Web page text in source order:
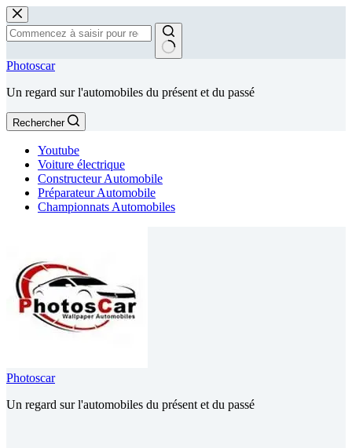
Passer
au
contenu
Aucun
Photoscar
Un regard sur l'automobiles du présent et du passé
Rechercher
Youtube
Voiture électrique
Constructeur Automobile
Préparateur Automobile
Championnats Automobiles
Photoscar
Un regard sur l'automobiles du présent et du passé